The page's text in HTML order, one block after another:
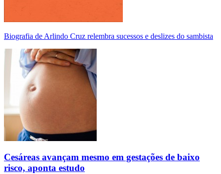
Biografia de Arlindo Cruz relembra sucessos e deslizes do sambista
Cesáreas avançam mesmo em gestações de baixo
risco, aponta estudo